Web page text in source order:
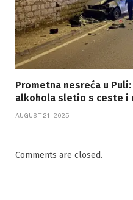
Prometna nesreća u
alkohola sletio s ceste i
AUGUST 21, 2025
Comments are closed.